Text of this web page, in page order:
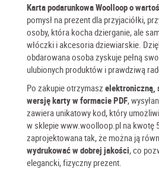
Karta podarunkowa Woolloop o
pomysł na prezent dla przyjaciółki,
osoby, która kocha dzierganie, ale
włóczki i akcesoria dziewiarskie.
obdarowana osoba zyskuje pełną
ulubionych produktów i prawdziwą
Po zakupie otrzymasz elektroniczną,
wersję karty w formacie PDF,
zawiera unikatowy kod, który
w sklepiewww.woolloop.pl na kwotę
zaprojektowana tak, że można ją
wydrukować w dobrej jakości, co
elegancki, fizyczny prezent.